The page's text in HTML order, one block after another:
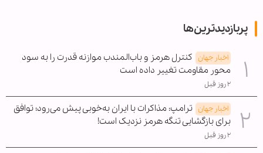
پربازدیدترین‌ها
اخبار جهان کنترل هرمز و باب‌المندب موازنه قدرت را به سود
محور مقاومت تغییر داده است
۲ روز قبل
اخبار جهان ترامپ: مذاکرات با ایران به‌خوبی پیش می‌رود؛ توافق
برای بازگشایی تنگه هرمز نزدیک است!
۲ روز قبل